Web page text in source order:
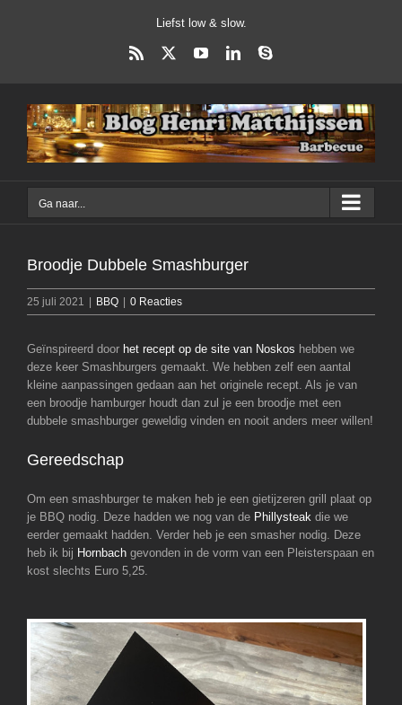
Liefst low & slow.
Rss YouTubeLinkedInSkype
Ga naar...
Broodje Dubbele Smashburger
25 juli 2021 | BBQ | 0 Reacties
Geïnspireerd door het recept op de site van Noskos hebben we
deze keer Smashburgers gemaakt. We hebben zelf een aantal
kleine aanpassingen gedaan aan het originele recept. Als je van
een broodje hamburger houdt dan zul je een broodje met een
dubbele smashburger geweldig vinden en nooit anders meer willen!
Gereedschap
Om een smashburger te maken heb je een gietijzeren grill plaat op
je BBQ nodig. Deze hadden we nog van de Phillysteak die we
eerder gemaakt hadden. Verder heb je een smasher nodig. Deze
heb ik bij Hornbach gevonden in de vorm van een Pleisterspaan en
kost slechts Euro 5,25.